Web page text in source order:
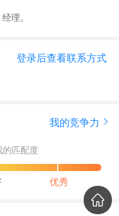
理。
登录后查看联系方式
我的竞争力
匹配度
优秀